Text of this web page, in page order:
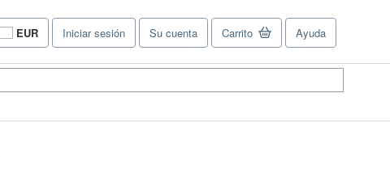
EUR
Preferencias
de
del
Iniciar sesión Su cuenta Carrito Ayuda